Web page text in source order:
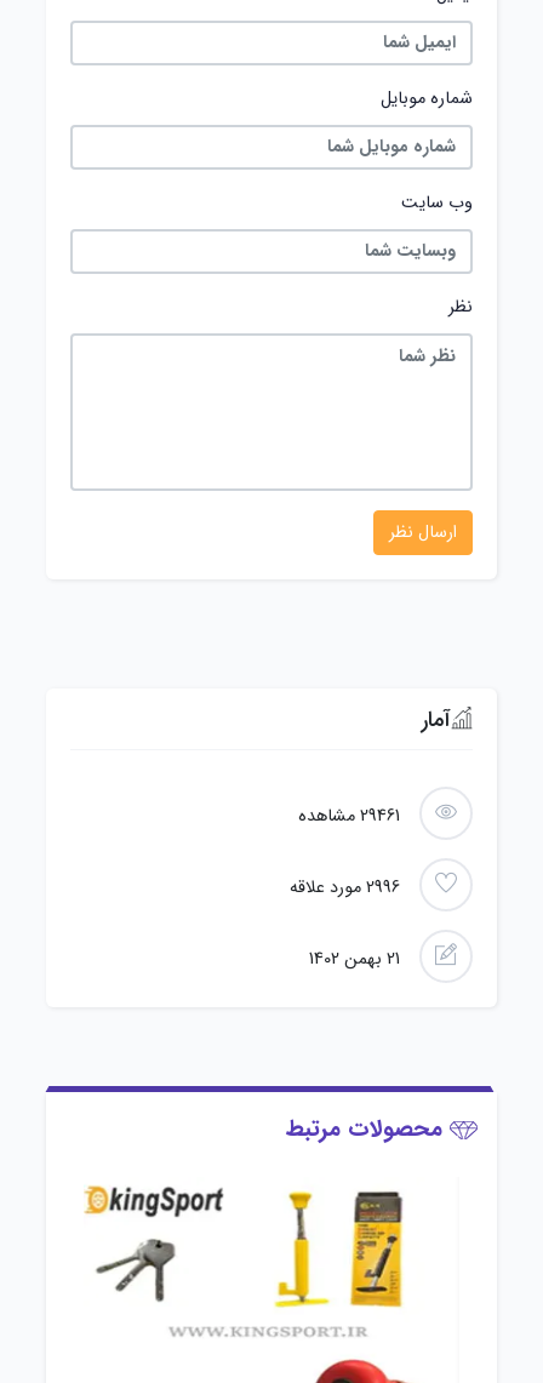
شماره موبایل
وب سایت
نظر
آمار
29461مشاهده
2996مورد علاقه
21 بهمن 1402
محصولات مرتبط